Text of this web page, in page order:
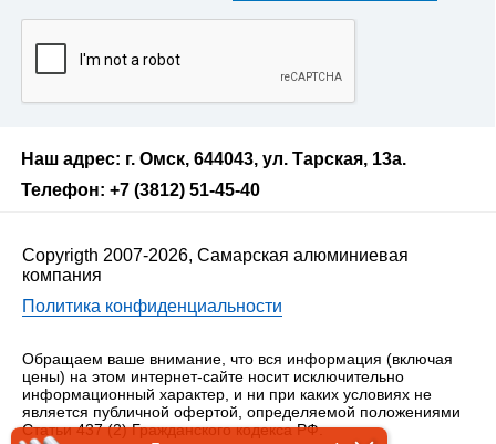
Наш адрес: г. Омск, 644043, ул. Тарская, 13а.
Телефон: +7 (3812) 51-45-40
Copyrigth 2007-2026, Самарская алюминиевая
компания
Политика конфиденциальности
Обращаем ваше внимание, что вся информация (включая
цены) на этом интернет-сайте носит исключительно
информационный характер, и ни при каких условиях не
является публичной офертой, определяемой положениями
Статьи 437 (2) Гражданского кодекса РФ.